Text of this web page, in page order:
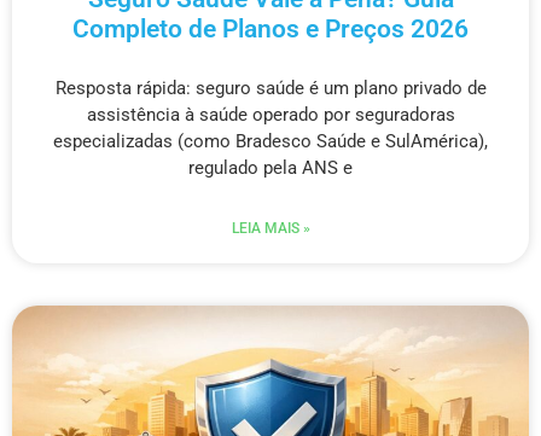
Completo de Planos e Preços 2026
Resposta rápida: seguro saúde é um plano privado de
assistência à saúde operado por seguradoras
especializadas (como Bradesco Saúde e SulAmérica),
regulado pela ANS e
LEIA MAIS »